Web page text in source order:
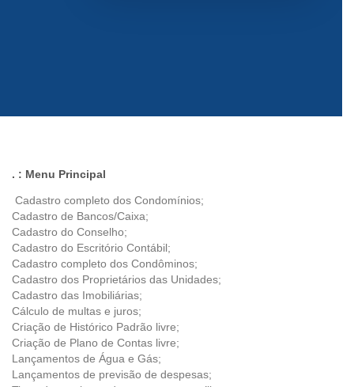
. : Menu Principal
Cadastro completo dos Condomínios;
Cadastro de Bancos/Caixa;
Cadastro do Conselho;
Cadastro do Escritório Contábil;
Cadastro completo dos Condôminos;
Cadastro dos Proprietários das Unidades;
Cadastro das Imobiliárias;
Cálculo de multas e juros;
Criação de Histórico Padrão livre;
Criação de Plano de Contas livre;
Lançamentos de Água e Gás;
Lançamentos de previsão de despesas;